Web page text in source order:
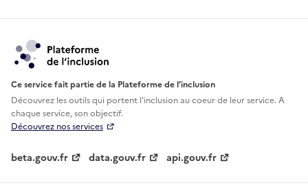
Ce service fait partie de la Plateforme de l’inclusion
Découvrez les outils qui portent l'inclusion aucoeur de leur service. A
chaque service, son objectif.
Découvrez nos services
beta.gouv.fr data.gouv.fr api.gouv.fr